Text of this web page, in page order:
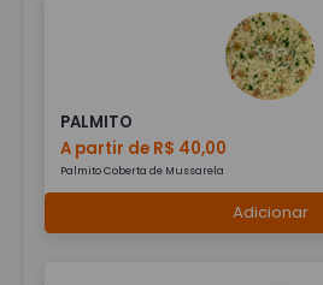
PALMITO
A partir de R$ 40,00
Palmito Coberta de Mussarela
Adicionar